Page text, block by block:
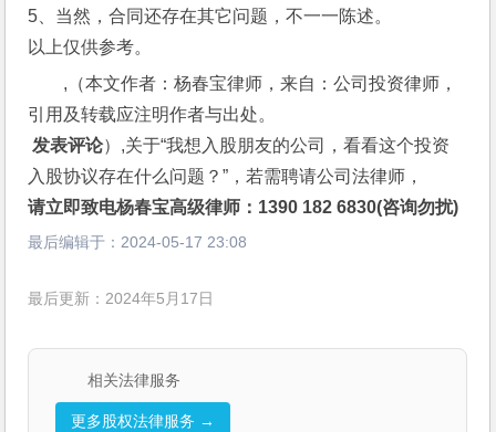
5、当然，合同还存在其它问题，不一一陈述。
以上仅供参考。
,（本文作者：杨春宝律师，来自：公司投资律师，
引用及转载应注明作者与出处。
发表评论）,关于“我想入股朋友的公司，看看这个投资
入股协议存在什么问题？”，若需聘请公司法律师，
请立即致电杨春宝高级律师：1390 182 6830(咨询勿扰)
最后编辑于： 2024-05-17 23:08
最后更新：2024年5月17日
相关法律服务
更多股权法律服务 →